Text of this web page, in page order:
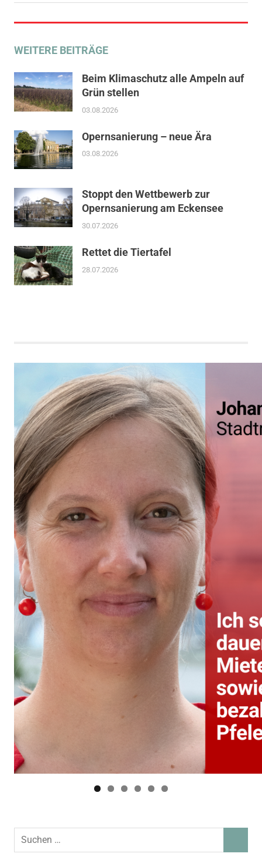
Beitrag:
WEITERE BEITRÄGE
Beim Klimaschutz alle Ampeln auf
Grün stellen
03.08.2026
Opernsanierung – neue Ära
03.08.2026
Stoppt den Wettbewerb zur
Opernsanierung am Eckensee
30.07.2026
Rettet die Tiertafel
28.07.2026
Suchen